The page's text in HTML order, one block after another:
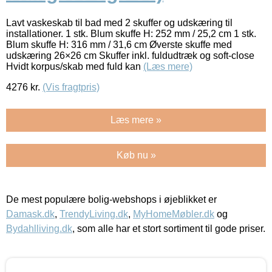
Lavt vaskeskab til bad med 2 skuffer og udskæring til
installationer. 1 stk. Blum skuffe H: 252 mm / 25,2 cm 1 stk.
Blum skuffe H: 316 mm / 31,6 cm Øverste skuffe med
udskæring 26×26 cm Skuffer inkl. fuldudtræk og soft-close
Hvidt korpus/skab med fuld kan (Læs mere)
4276 kr. (Vis fragtpris)
Læs mere »
Køb nu »
De mest populære bolig-webshops i øjeblikket er
Damask.dk, TrendyLiving.dk, MyHomeMøbler.dk og
Bydahlliving.dk, som alle har et stort sortiment til gode priser.